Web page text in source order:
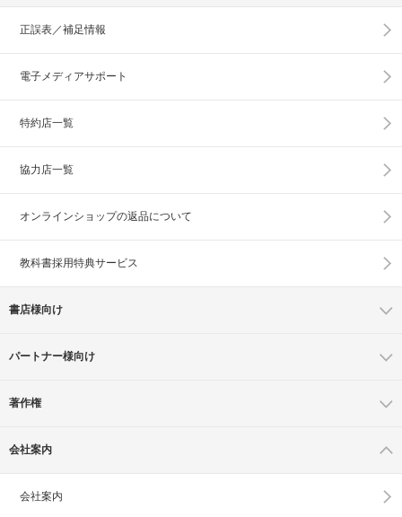
正誤表／補足情報
電子メディアサポート
特約店一覧
協力店一覧
オンラインショップの返品について
教科書採用特典サービス
書店様向け
パートナー様向け
著作権
会社案内
会社案内